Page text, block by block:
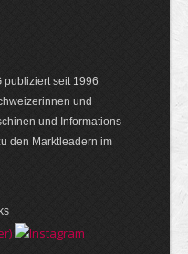
publiziert seit 1996
und
und Infor­mations­
den Markt­leadern im